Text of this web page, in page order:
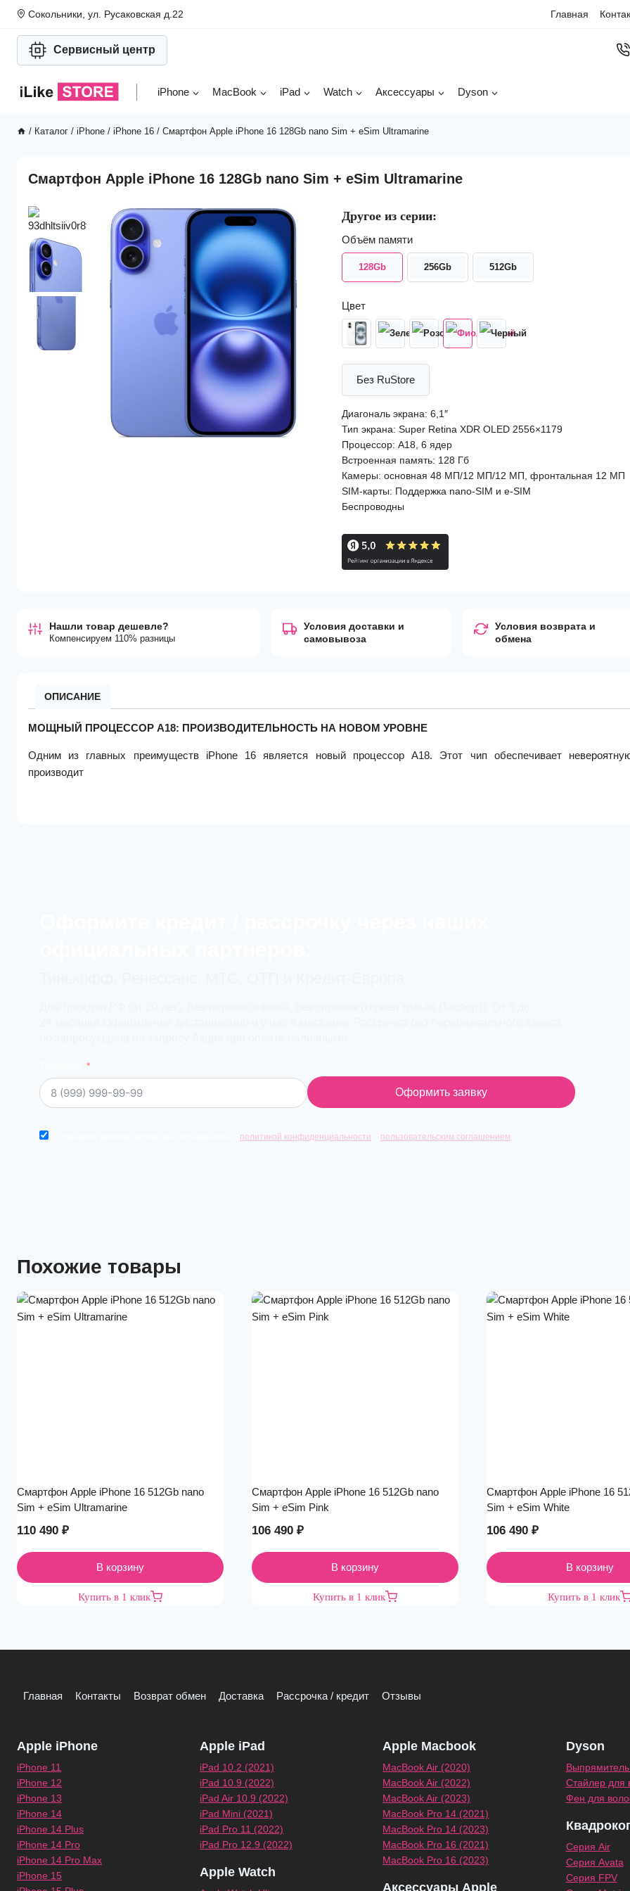
Перейти
содержимому
Сокольники, ул. Русаковская д.22 Главная
Сервисный центр
iPhone MacBook iPad Watch Аксессуары Dyson
/ Каталог / iPhone / iPhone 16 / Смартфон Apple iPhone 16 128Gb nano Sim + eSim Ultramarine
Смартфон Apple iPhone 16 128Gb nano Sim + eSim Ultramarine
Другое из серии:
Объём памяти
128Gb 256Gb 512Gb
Цвет
Без RuStore
Диагональ экрана: 6,1″
Тип экрана: Super Retina XDR OLED 2556×1179
Процессор: A18, 6 ядер
Встроенная память: 128 Гб
Камеры: основная 48 МП/12 МП/12 МП, фронтальная 12 МП
SIM-карты: Поддержка nano-SIM и e-SIM
Беспроводны
Нашли товар дешевле?
Компенсируем 110% разницы
Условия доставки и
самовывоза
Условия возврата и
обмена
ОПИСАНИЕ
МОЩНЫЙ ПРОЦЕССОР A18: ПРОИЗВОДИТЕЛЬНОСТЬ НА НОВОМ УРОВНЕ
Одним из главных преимуществ iPhone 16 является новый процессор A18. Этот чип обеспечивает
производит
Оформить заявку
политикой конфиденциальности пользовательским соглашением
Похожие товары
Смартфон Apple iPhone 16 512Gb nano
Sim + eSim Ultramarine
110 490 ₽
В корзину
Купить в 1 клик
Смартфон Apple iPhone 16 512Gb nano
Sim + eSim Pink
106 490 ₽
В корзину
Купить в 1 клик
Смартфон Apple iPhone 16
Sim + eSim White
106 490 ₽
В корзину
Купить в 1 клик
Главная Контакты Возврат обмен Доставка Рассрочка / кредит Отзывы
Apple iPhone
iPhone 11
iPhone 12
iPhone 13
iPhone 14
iPhone 14 Plus
iPhone 14 Pro
iPhone 14 Pro Max
iPhone 15
Apple iPad
iPad 10.2 (2021)
iPad 10.9 (2022)
iPad Air 10.9 (2022)
iPad Mini (2021)
iPad Pro 11 (2022)
iPad Pro 12.9 (2022)
Apple Watch
Apple Macbook
MacBook Air (2020)
MacBook Air (2022)
MacBook Air (2023)
MacBook Pro 14 (2021)
MacBook Pro 14 (2023)
MacBook Pro 16 (2021)
MacBook Pro 16 (2023)
Аксессуары Apple
Dyson
Стайлер для
Фен для
Серия Air
Серия Avata
Серия FPV